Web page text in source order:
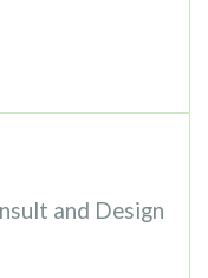
and Design